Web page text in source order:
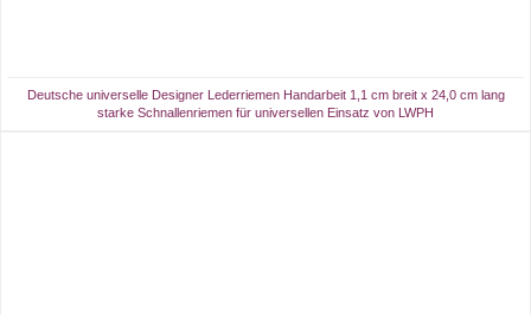
Deutsche universelle Designer Lederriemen Handarbeit 1,1 cm breit x 24,0 cm lang
starke Schnallenriemen für universellen Einsatz von LWPH